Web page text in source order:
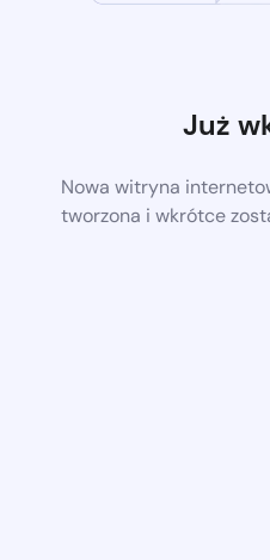
Już
Nowa witryna
tworzona i wkrótce